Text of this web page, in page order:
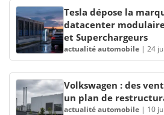
Tesla dépose la
datacenter
et Superchargeurs
actualité automobile | 24
Volkswagen : des
un plan de
actualité automobile | 10